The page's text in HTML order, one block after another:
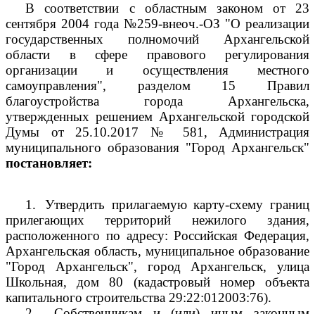
В соответствии с областным законом от 23
сентября 2004 года №259-внеоч.-ОЗ "О реализации
государственных полномочий Архангельской
области в сфере правового регулирования
организации и осуществления местного
самоуправления", разделом 15 Правил
благоустройства города Архангельска,
утвержденных решением Архангельской городской
Думы от 25.10.2017 № 581, Администрация
муниципального образования "Город Архангельск"
постановляет:
1.
Утвердить прилагаемую карту-схему границ
прилегающих территорий нежилого здания,
расположенного по адресу: Российская Федерация,
Архангельская область, муниципальное образование
"Город Архангельск", город Архангельск, улица
Школьная, дом 80 (кадастровый номер объекта
капитального строительства 29:22:012003:76).